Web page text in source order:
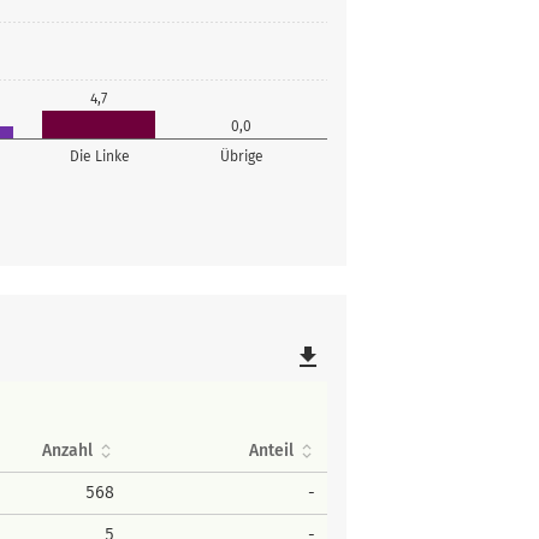
Die Linke Übrige
4,7
0,0
file_download
Anzahl Anteil
568 -
5 -